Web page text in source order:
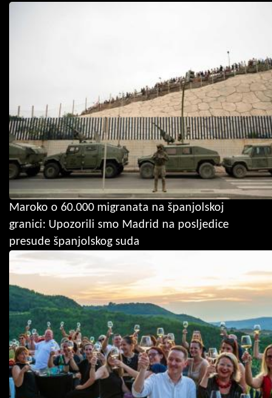
Maroko o 60.000 migranata na španjolskoj
granici: Upozorili smo Madrid na posljedice
presude španjolskog suda